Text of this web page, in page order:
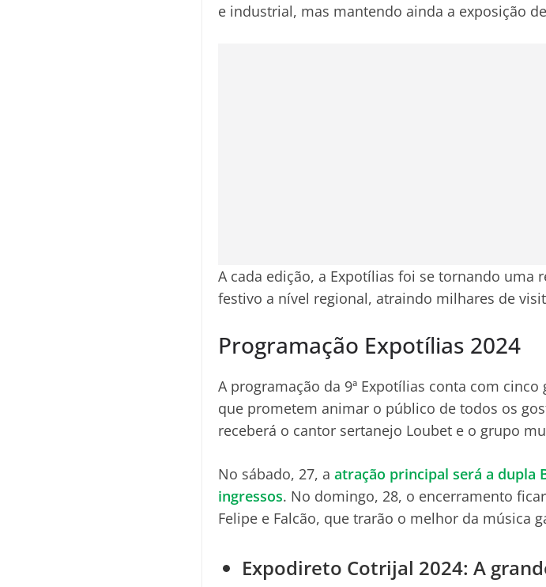
e industrial, mas mantendo ainda a exposição
A cada edição, a Expotílias foi se tornando
festivo a nível regional, atraindo milhares de
Programação Expotílias 2024
A programação da 9ª Expotílias conta com
que prometem animar o público de todos os
receberá o cantor sertanejo Loubet e o grupo
No sábado, 27, aatração principal será a dupla
ingressos. No domingo, 28, o encerramento
Felipe e Falcão, que trarão o melhor da música
Expodireto Cotrijal 2024: A